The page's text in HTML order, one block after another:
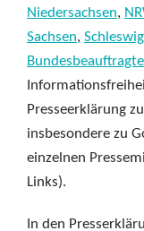
Niedersachsen,
Sachsen,
Bundesbeauftragte
Presseerklärung
insbesondere zu
einzelnen
Links).
In den